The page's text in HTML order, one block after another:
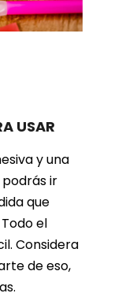
USAR
y una
ir
que
el
Considera
de eso,